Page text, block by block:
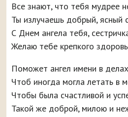
Все знают, что тебя мудрее
Ты излучаешь добрый, ясный
С Днем ангела тебя,
Желаю тебе крепкого
Поможет ангел имени в
Чтоб иногда могла летать в
Чтобы была счастливой и
Такой же доброй, милою и